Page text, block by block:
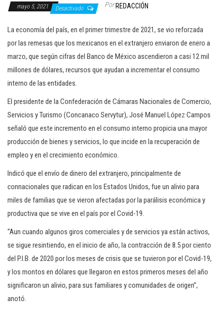
mayo 5, 2021 Desactivado Por REDACCIÓN
La economía del país, en el primer trimestre de 2021, se vio reforzada
por las remesas que los mexicanos en el extranjero enviaron de enero a
marzo, que según cifras del Banco de México ascendieron a casi 12 mil
millones de dólares, recursos que ayudan a incrementar el consumo
interno de las entidades.
El presidente de la Confederación de Cámaras Nacionales de Comercio,
Servicios y Turismo (Concanaco Servytur), José Manuel López Campos
señaló que este incremento en el consumo interno propicia una mayor
producción de bienes y servicios, lo que incide en la recuperación de
empleo y en el crecimiento económico.
Indicó que el envío de dinero del extranjero, principalmente de
connacionales que radican en los Estados Unidos, fue un alivio para
miles de familias que se vieron afectadas por la parálisis económica y
productiva que se vive en el país por el Covid-19.
“Aun cuando algunos giros comerciales y de servicios ya están activos,
se sigue resintiendo, en el inicio de año, la contracción de 8.5 por ciento
del P.I.B. de 2020 por los meses de crisis que se tuvieron por el Covid-19,
y los montos en dólares que llegaron en estos primeros meses del año
significaron un alivio, para sus familiares y comunidades de origen”,
anotó.